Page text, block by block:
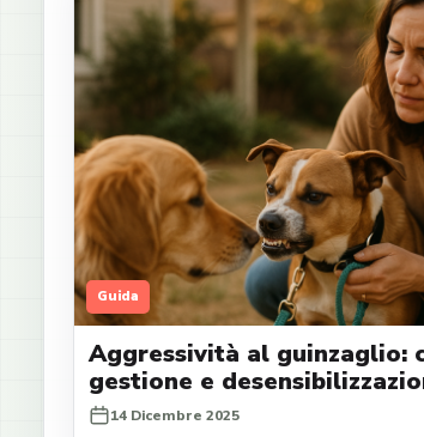
Guida
Aggressività al guinzaglio:
gestione e
14 Dicembre 2025